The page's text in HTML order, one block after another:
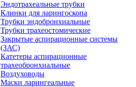
Эндотрахеальные трубки
Клинки для ларингоскопа
Трубки эндобронхиальные
Трубки трахеостомические
Закрытые аспирационные системы
(ЗАС)
Катетеры аспирационные
трахеобронхиальные
Воздуховоды
Маски ларингеальные